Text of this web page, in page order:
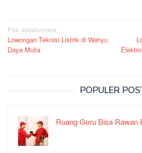
Navigasi
pos
Pos sebelumnya
Lowongan Teknisi Listrik di Wahyu
Daya Mulia
POPULER
Ruang Guru Bisa Rawan